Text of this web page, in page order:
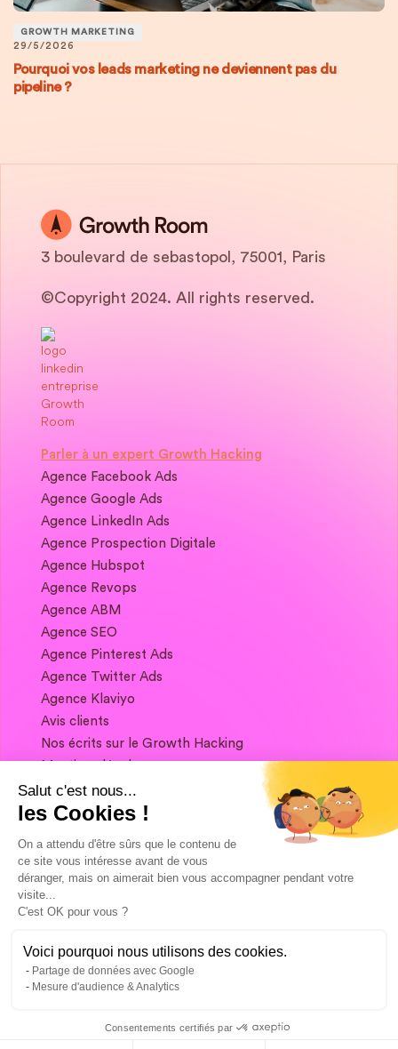
GROWTH MARKETING
29/5/2026
Pourquoi vos leads marketing ne deviennent pas du
pipeline ?
3 boulevard de sebastopol, 75001, Paris
©Copyright 2024. All rights reserved.
Parler à un expert Growth Hacking
Agence Facebook Ads
Agence Google Ads
Agence LinkedIn Ads
Agence Prospection Digitale
Agence Hubspot
Agence Revops
Agence ABM
Agence SEO
Agence Pinterest Ads
Agence Twitter Ads
Agence Klaviyo
Avis clients
Nos écrits sur le Growth Hacking
Si vous souhaitez garder contact, et obtenir
un condensé de Growth Marketing chaque
semaine, ça se passe juste ici 👇
Salut c'est nous...
les Cookies !
On a attendu d'être sûrs que le contenu de
ce site vous intéresse avant de vous
déranger, mais on aimerait bien vous accompagner pendant votre
visite...
C'est OK pour vous ?
Voici pourquoi nous utilisons des cookies.
Partage de données avec Google
Mesure d'audience & Analytics
Consentements certifiés par